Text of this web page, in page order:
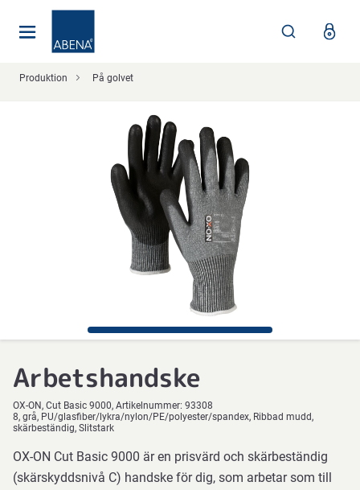
Produktion På golvet
Arbetshandske
OX-ON Cut Basic 9000 Artikelnummer: 93308
8, grå, PU/glasfiber/lykra/nylon/PE/polyester/spandex, Ribbad mudd,
skärbeständig, Slitstark
OX-ON Cut Basic 9000 är en prisvärd och skärbeständig
(skärskyddsnivå C) handske för dig, som arbetar som till